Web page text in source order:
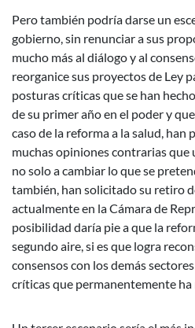
Pero también podría darse un
gobierno, sin renunciar a sus
mucho más al diálogo y al
reorganice sus proyectos de Ley
posturas críticas que se han
de su primer año en el poder y
caso de la reforma a la salud, han
muchas opiniones contrarias que
no solo a cambiar lo que se
también, han solicitado su retiro
actualmente en la Cámara de
posibilidad daría pie a que la
segundo aire, si es que logra
consensos con los demás
críticas que permanentemente ha